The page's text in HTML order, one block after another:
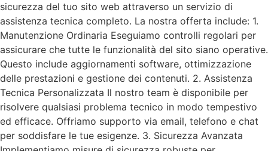
sicurezza del tuo sito web attraverso un servizio di
assistenza tecnica completo. La nostra offerta include: 1.
Manutenzione Ordinaria Eseguiamo controlli regolari per
assicurare che tutte le funzionalità del sito siano operative.
Questo include aggiornamenti software, ottimizzazione
delle prestazioni e gestione dei contenuti. 2. Assistenza
Tecnica Personalizzata Il nostro team è disponibile per
risolvere qualsiasi problema tecnico in modo tempestivo
ed efficace. Offriamo supporto via email, telefono e chat
per soddisfare le tue esigenze. 3. Sicurezza Avanzata